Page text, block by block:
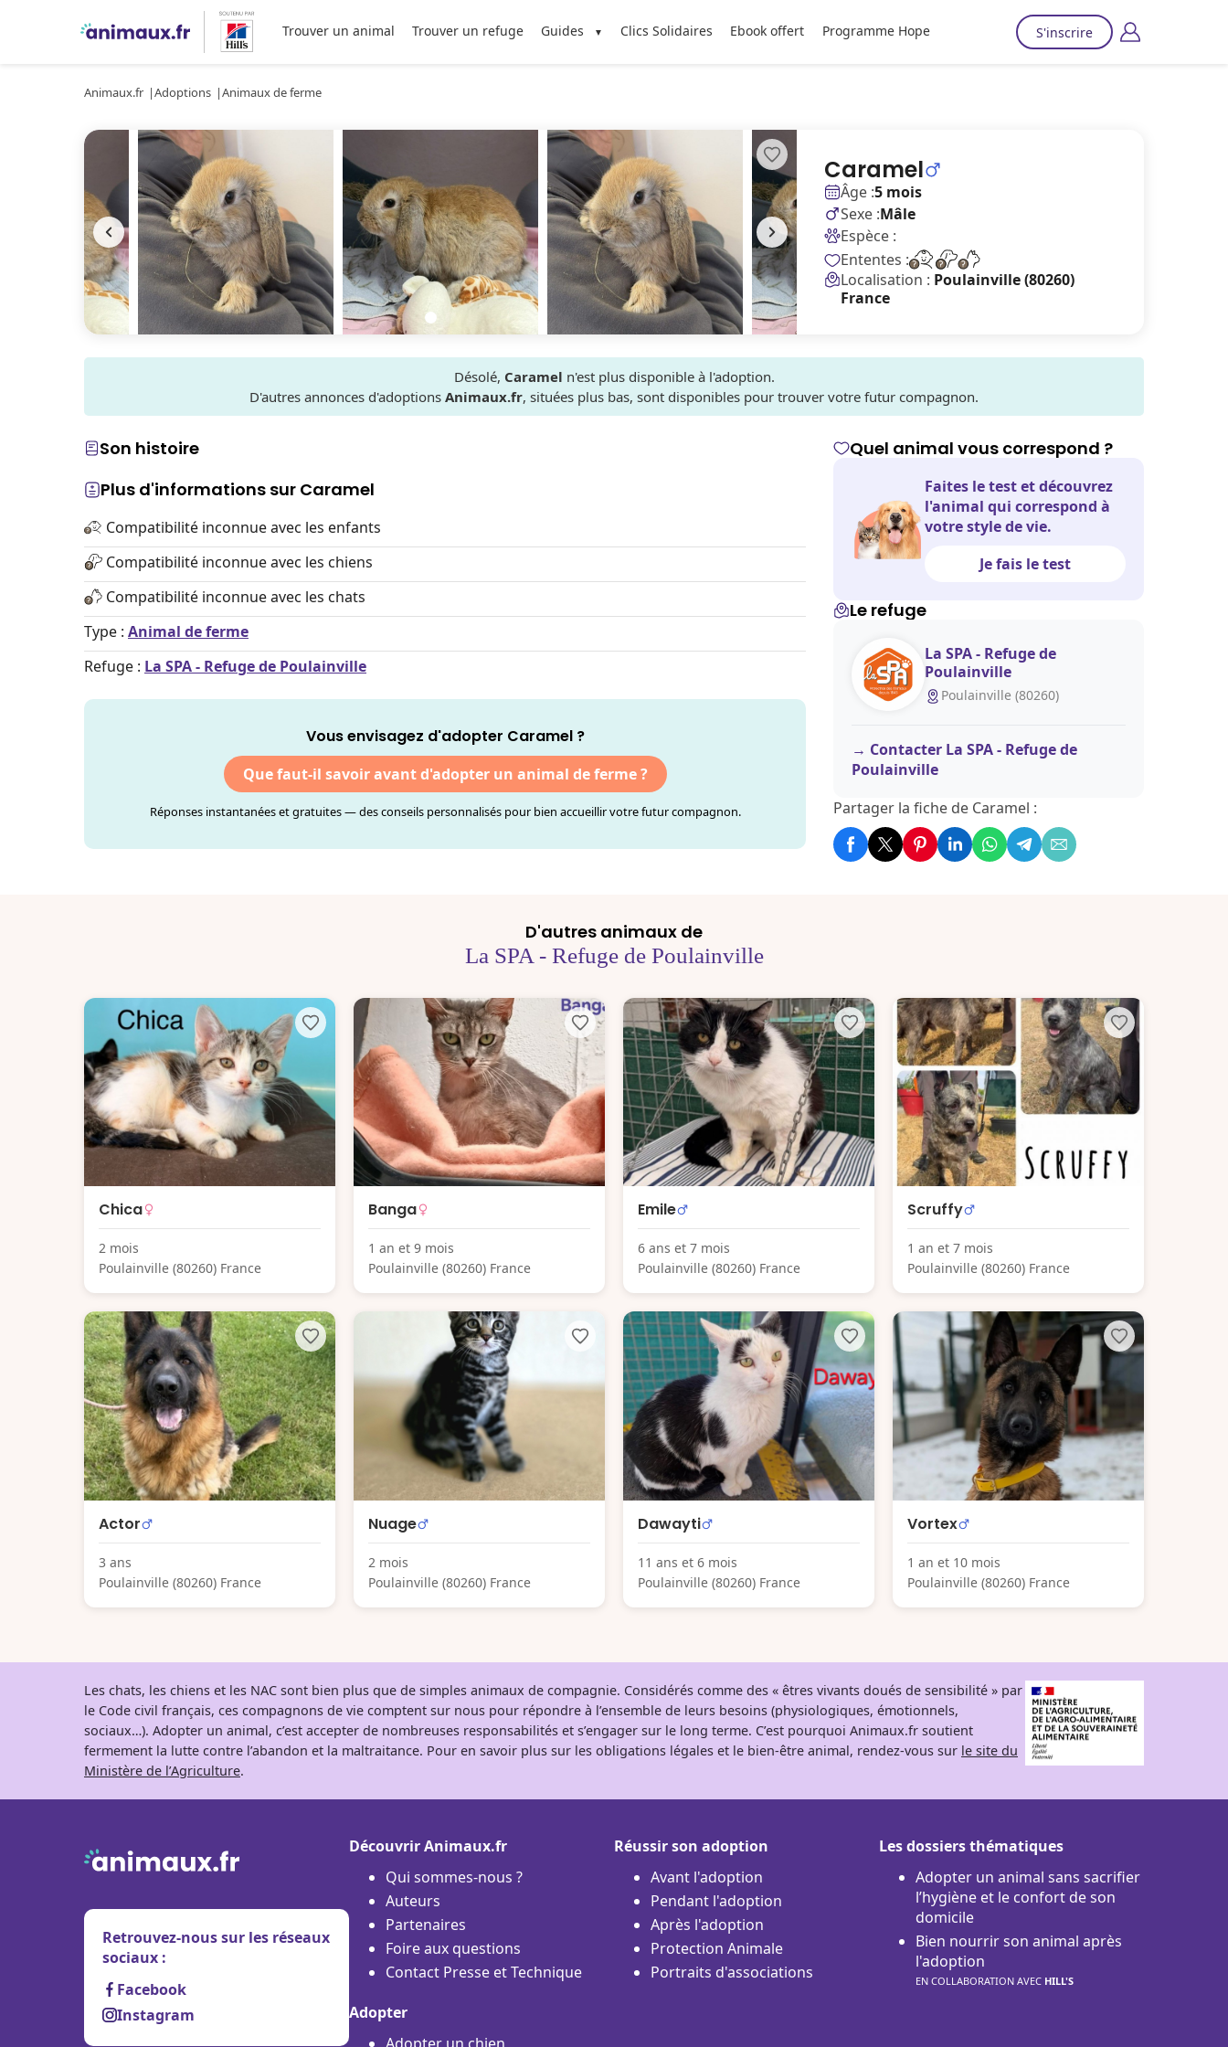
Trouver un animal Trouver un refuge Guides Clics Solidaires Ebook offert Programme Hope S'inscrire
Animaux.fr Adoptions Animaux de ferme
Caramel
Âge :5 mois
Sexe :Mâle
Espèce :
Ententes :
Localisation : Poulainville (80260)
France
Désolé, Caramel n'est plus disponible à l'adoption.
D'autres annonces d'adoptions Animaux.fr, situées plus bas, sont disponibles pour trouver votre futur compagnon.
Son histoire
Plus d'informations sur Caramel
Compatibilité inconnue avec les enfants
Compatibilité inconnue avec les chiens
Compatibilité inconnue avec les chats
Type : Animal de ferme
Refuge : La SPA - Refuge de Poulainville
Vous envisagez d'adopter Caramel ?
Que faut-il savoir avant d'adopter un animal de ferme ?
Réponses instantanées et gratuites — des conseils personnalisés pour bien accueillir votre futur compagnon.
Quel animal vous correspond ?
Faites le test et découvrez
l'animal qui correspond à
votre style de vie.
Je fais le test
Le refuge
La SPA - Refuge de
Poulainville
Poulainville (80260)
Contacter La SPA - Refuge de
Poulainville
Partager la fiche de Caramel :
D'autres animaux de
La SPA - Refuge de Poulainville
Chica
2 mois
Poulainville (80260) France
Banga
1 an et 9 mois
Poulainville (80260) France
Emile
6 ans et 7 mois
Poulainville (80260) France
Scruffy
1 an et 7 mois
Poulainville (80260) France
Actor
3 ans
Poulainville (80260) France
Nuage
2 mois
Poulainville (80260) France
Dawayti
11 ans et 6 mois
Poulainville (80260) France
Vortex
1 an et 10 mois
Poulainville (80260) France
Les chats, les chiens et les NAC sont bien plus que de simples animaux de compagnie. Considérés comme des « êtres vivants doués de sensibilité » par
le Code civil français, ces compagnons de vie comptent sur nous pour répondre à l’ensemble de leurs besoins (physiologiques, émotionnels,
sociaux…). Adopter un animal, c’est accepter de nombreuses responsabilités et s’engager sur le long terme. C’est pourquoi Animaux.fr soutient
fermement la lutte contre l’abandon et la maltraitance. Pour en savoir plus sur les obligations légales et le bien-être animal, rendez-vous sur le site du
Ministère de l’Agriculture.
Retrouvez-nous sur les réseaux
sociaux :
Facebook
Instagram
Découvrir Animaux.fr
Qui sommes-nous ?
Auteurs
Partenaires
Foire aux questions
Contact Presse et Technique
Adopter
Adopter un chien
Réussir son adoption
Avant l'adoption
Pendant l'adoption
Après l'adoption
Protection Animale
Portraits d'associations
Les dossiers thématiques
Adopter un animal sans sacrifier
l’hygiène et le confort de son
domicile
Bien nourrir son animal après
l'adoption
EN COLLABORATION AVEC HILL'S